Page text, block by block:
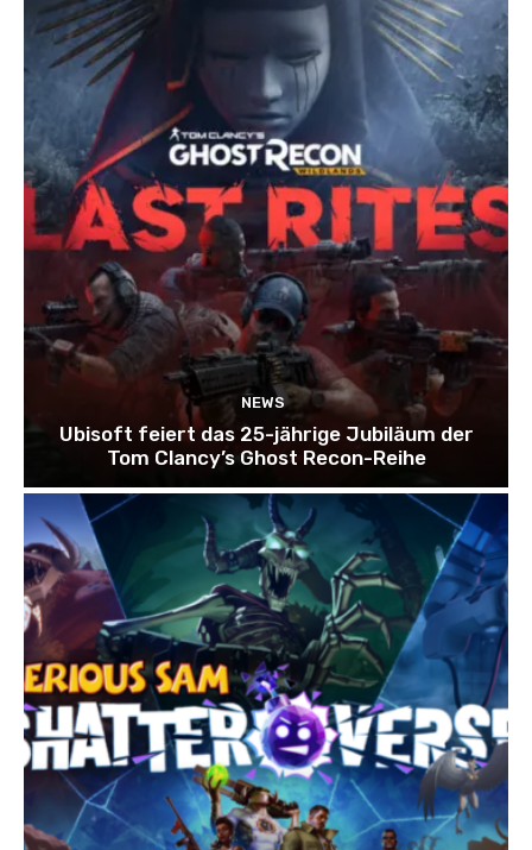
NEWS
Ubisoft feiert das 25-jährige Jubiläum der
Tom Clancy’s Ghost Recon-Reihe